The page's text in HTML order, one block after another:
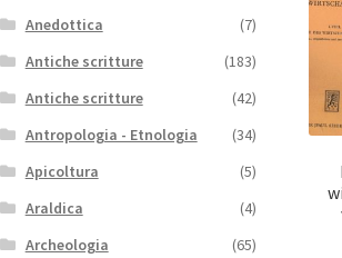
Anedottica
(7)
Antiche scritture
(183)
Antiche scritture
(42)
Antropologia - Etnologia
(34)
Apicoltura
(5)
Araldica
(4)
Archeologia
(65)